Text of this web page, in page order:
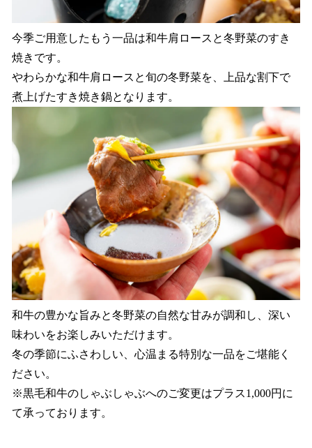
今季ご用意したもう一品は和牛肩ロースと冬野菜のすき
焼きです。
やわらかな和牛肩ロースと旬の冬野菜を、上品な割下で
煮上げたすき焼き鍋となります。
和牛の豊かな旨みと冬野菜の自然な甘みが調和し、深い
味わいをお楽しみいただけます。
冬の季節にふさわしい、心温まる特別な一品をご堪能く
ださい。
※黒毛和牛のしゃぶしゃぶへのご変更はプラス1,000円に
て承っております。